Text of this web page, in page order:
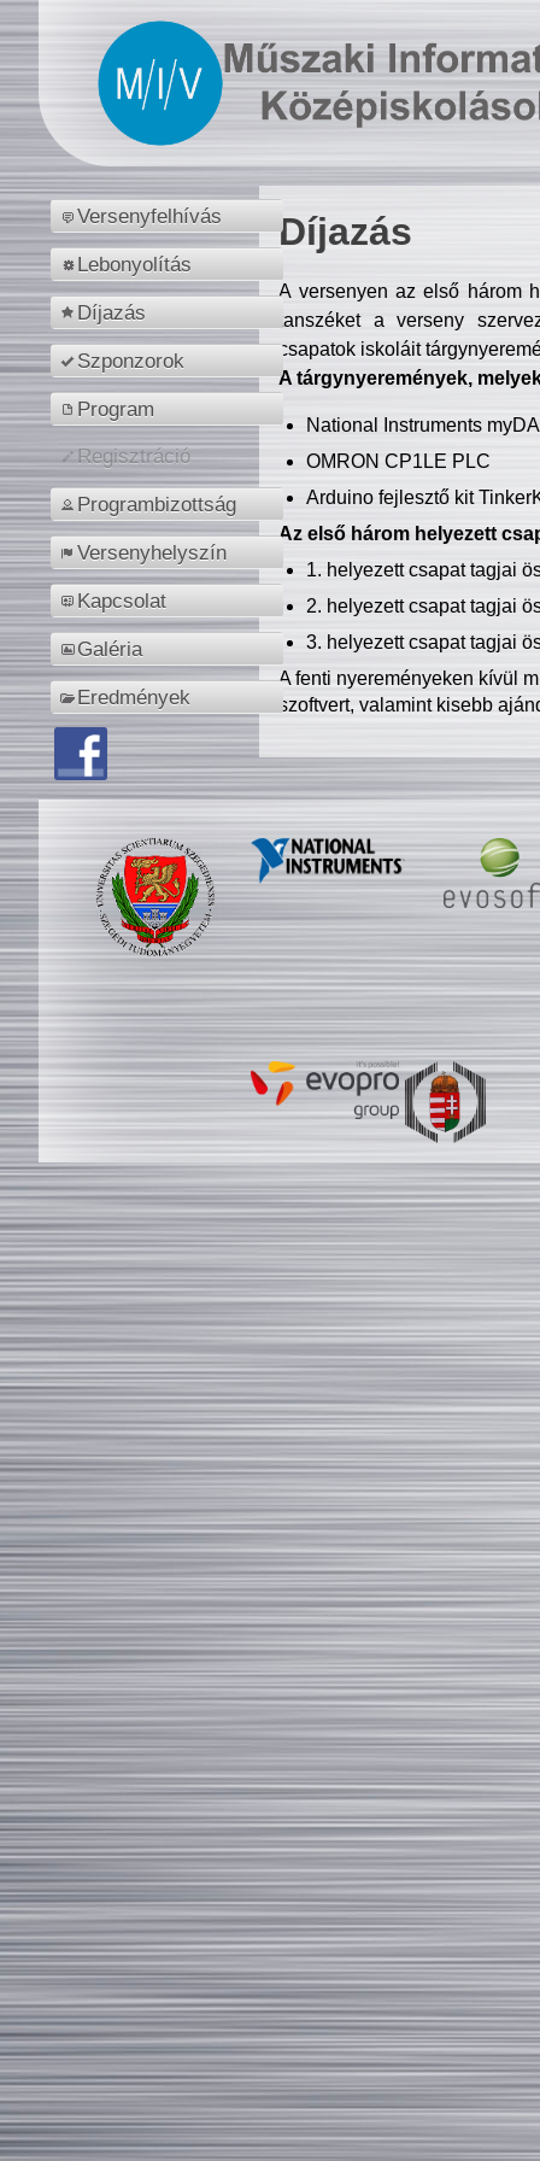
Versenyfelhívás
Lebonyolítás
Díjazás
Szponzorok
Program
Regisztráció
Programbizottság
Versenyhelyszín
Kapcsolat
Galéria
Eredmények
Díjazás
A versenyen az első három
tanszéket a verseny
csapatok iskoláit
A tárgynyeremények,
National Instruments
OMRON CP1LE PLC
Arduino fejlesztő kit
Az első három helyezett
1. helyezett csapat tagjai
2. helyezett csapat tagjai
3. helyezett csapat tagjai
A fenti nyereményeken kívül
szoftvert, valamint kisebb